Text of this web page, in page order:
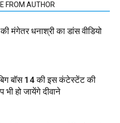
FROM AUTHOR
मंगेतर धनाश्री का डांस वीडियो
बॉस 14 की इस कंटेस्टेंट की
हो जायेंगे दीवाने